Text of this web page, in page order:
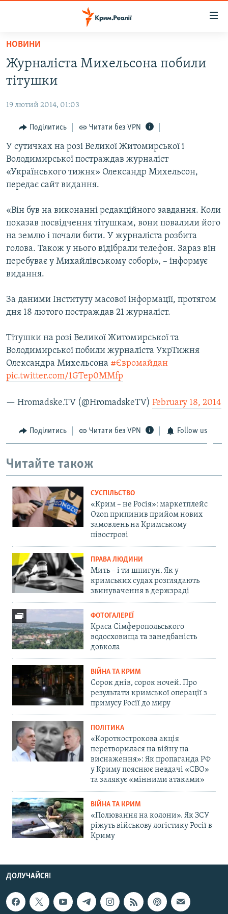
Перейти
основного
матеріалу
Перейти
до
навігації
Перейти
до
пошуку
ВОДА.КРИМ
ВІДЕО ТА ФОТО
ПОЛІТИКА
БЛОГИ
ПОГЛЯД
ІНТЕРВ'Ю
ВСЕ ЗА ДЕНЬ
ДЕПОРТАЦІЯ
ВІДЕОУРОКИ «ELIFBE»
СВІДЧЕННЯ ОКУПАЦІЇ
УКРАЇНСЬКА ПРОБЛЕМА КРИМУ
ЯК ОБІЙТИ БЛОКУВАННЯ
Русский
Qırımtatar
Усі сайти RFE/RL
НОВИНИ
Журналіста Михельсона побили
тітушки
19 лютий 2014, 01:03
Поділитись Читати без VPN
У сутичках на розі Великої Житомирської і
Володимирської постраждав журналіст
«Українського тижня» Олександр Михельсон,
передає сайт видання.
«Він був на виконанні редакційного завдання. Коли
показав посвідчення тітушкам, вони повалили його
на землю і почали бити. У журналіста розбита
голова. Також у нього відібрали телефон. Зараз він
перебуває у Михайлівському соборі», – інформує
видання.
За даними Інституту масової інформації, протягом
дня 18 лютого постраждав 21 журналіст.
Тітушки на розі Великої Житомирської та
Володимирської побили журналіста УкрТижня
Олександра Михельсона #Євромайдан
pic.twitter.com/1GTep0MMfp
— Hromadske.TV (@HromadskeTV) February 18, 2014
Поділитись Читати без VPN Follow us
Читайте також
СУСПІЛЬСТВО
«Крим – не Росія»: маркетплейс
Ozon припинив прийом нових
замовлень на Кримському
півострові
ПРАВА ЛЮДИНИ
Мить – і ти шпигун. Як у
кримських судах розглядають
звинувачення в держзраді
ФОТОГАЛЕРЕЇ
Краса Сімферопольського
водосховища та занедбаність
довкола
ВІЙНА ТА КРИМ
Сорок днів, сорок ночей. Про
результати кримської операції з
примусу Росії до миру
ПОЛІТИКА
«Короткострокова акція
перетворилася на війну на
виснаження»: Як пропаганда РФ
у Криму пояснює невдачі «СВО»
та залякує «мінними атаками»
ВІЙНА ТА КРИМ
«Полювання на колони». Як ЗСУ
ріжуть військову логістику Росії в
Криму
ДОЛУЧАЙСЯ!